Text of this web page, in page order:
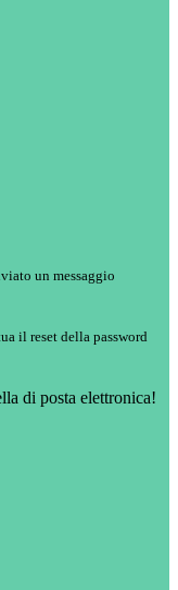
un messaggio
il reset della password
di posta elettronica!